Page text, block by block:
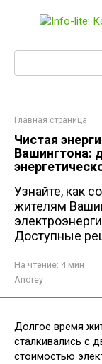
Главная страница
Чистая
Вашингтона:
Узнайте, как
жителям
Доступные
На чтение: 4 мин
Andrey
Долгое время
сталкивались с
стоимостью